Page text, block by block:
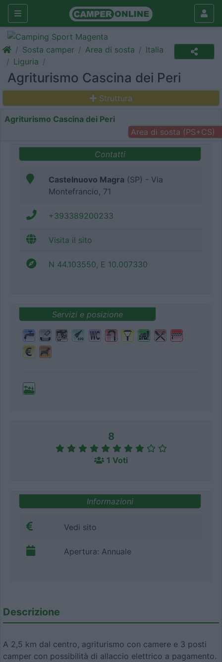
Sosta camper Area di sosta
Italia
Liguria
Agriturismo Cascina dei Peri
Struttura
Agriturismo Cascina dei Peri
Area di sosta (PS+CS)
Contatti
Castelnuovo Magra (SP) - Via
Montefrancio, 71
+393389200233
Visita il sito
N 44.103550, E 10.007330
Servizi e posizione
8
1 Voti
Informazioni
Vedi sito
Apertura: Annuale
Descrizione
A 2,5 km dal centro, agriturismo con camere e 3 posti
camper con possibilità di allaccio elettrico a pagamento.